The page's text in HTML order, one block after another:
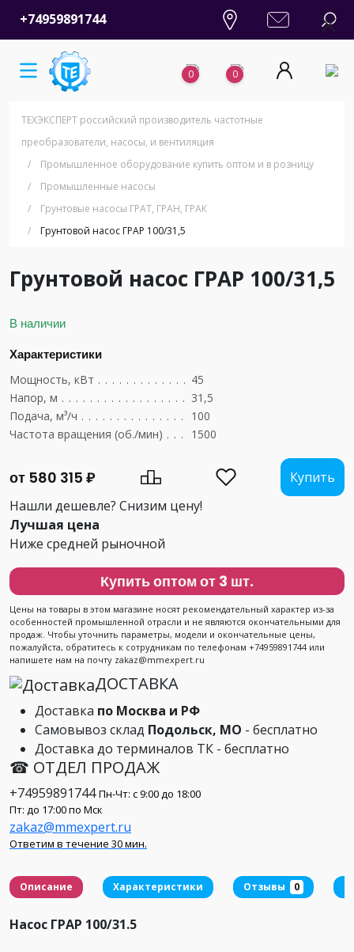
+74959891744
0 0
ТЕХЭКСПЕРТ российский производитель частотные
преобразователи, насосы, и вентиляция
/
Промышленное оборудование купить оптом и в розницу
/
Промышленные насосы
/
Грунтовые насосы ГРАТ, ГРАН, ГРАК
/
Грунтовой насос ГРАР 100/31,5
Грунтовой насос ГРАР 100/31,5
В наличии
Характеристики
Мощность, кВт
45
Напор, м
31,5
Подача, м³/ч
100
Частота вращения (об./мин)
1500
от 580 315 ₽
Купить
Нашли дешевле? Снизим цену!
Лучшая цена
Ниже средней рыночной
Купить оптом от 3 шт.
Цены на товары в этом магазине носят рекомендательный характер из-за
особенностей промышленной отрасли и не являются окончательными для
продаж. Чтобы уточнить параметры, модели и окончательные цены,
пожалуйста, обратитесь к сотрудникам по телефонам +74959891744 или
напишете нам на почту zakaz@mmexpert.ru
ДОСТАВКА
Доставка по Москва и РФ
Самовывоз склад Подольск, МО - бесплатно
Доставка до терминалов ТК - бесплатно
☎ ОТДЕЛ ПРОДАЖ
+74959891744 Пн-Чт: с 9:00 до 18:00
Пт: до 17:00 по Мск
zakaz@mmexpert.ru
Ответим в течение 30 мин.
Описание Характеристики Отзывы 0
Насос ГРАР 100/31.5